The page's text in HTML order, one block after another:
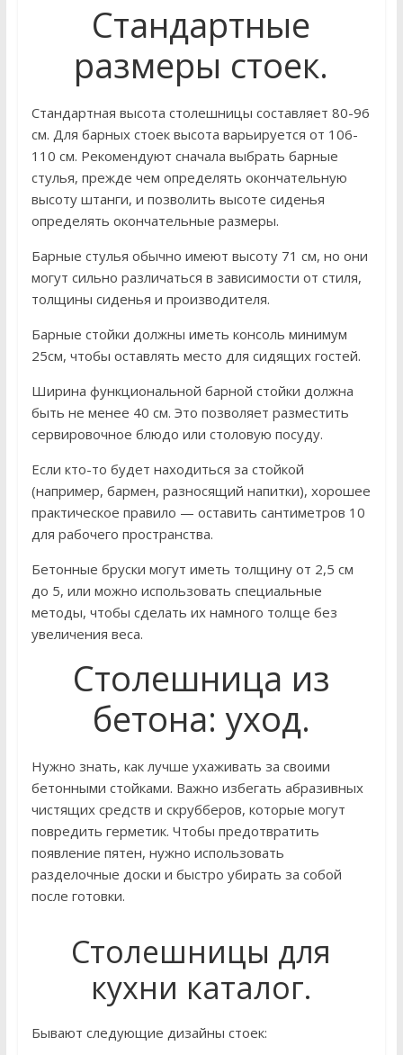
Стандартные
размеры стоек.
Стандартная высота столешницы составляет 80-96
см. Для барных стоек высота варьируется от 106-
110 см. Рекомендуют сначала выбрать барные
стулья, прежде чем определять окончательную
высоту штанги, и позволить высоте сиденья
определять окончательные размеры.
Барные стулья обычно имеют высоту 71 см, но они
могут сильно различаться в зависимости от стиля,
толщины сиденья и производителя.
Барные стойки должны иметь консоль минимум
25см, чтобы оставлять место для сидящих гостей.
Ширина функциональной барной стойки должна
быть не менее 40 см. Это позволяет разместить
сервировочное блюдо или столовую посуду.
Если кто-то будет находиться за стойкой
(например, бармен, разносящий напитки), хорошее
практическое правило — оставить сантиметров 10
для рабочего пространства.
Бетонные бруски могут иметь толщину от 2,5 см
до 5, или можно использовать специальные
методы, чтобы сделать их намного толще без
увеличения веса.
Столешница из
бетона: уход.
Нужно знать, как лучше ухаживать за своими
бетонными стойками. Важно избегать абразивных
чистящих средств и скрубберов, которые могут
повредить герметик. Чтобы предотвратить
появление пятен, нужно использовать
разделочные доски и быстро убирать за собой
после готовки.
Столешницы для
кухни каталог.
Бывают следующие дизайны стоек: